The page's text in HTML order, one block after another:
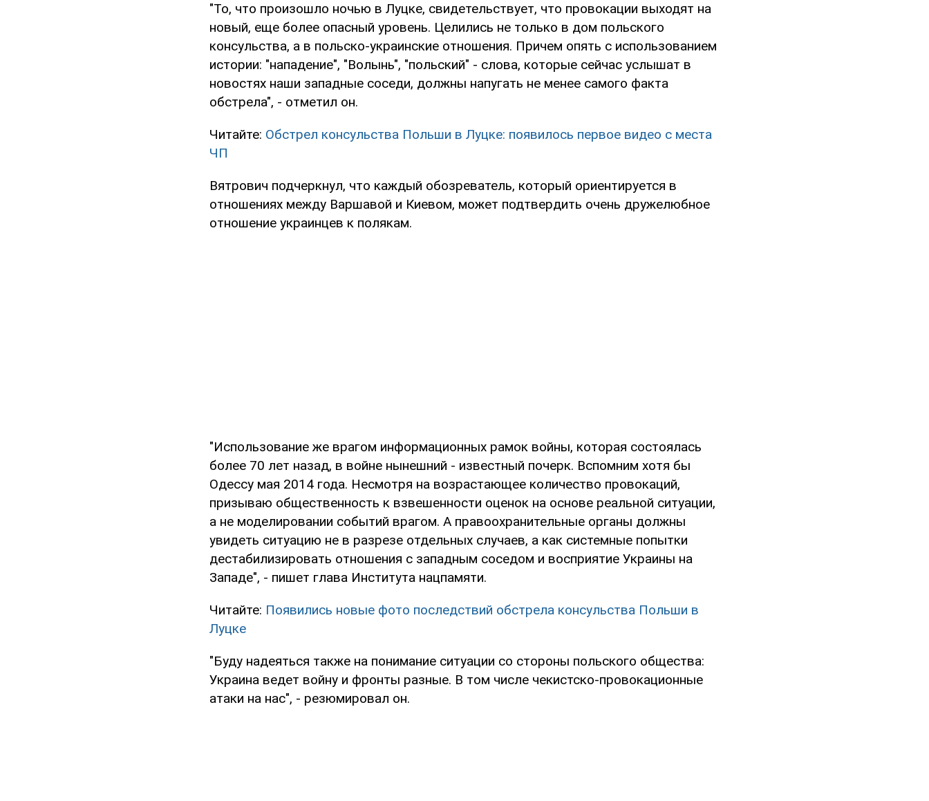
"То, что произошло ночью в Луцке, свидетельствует, что провокации выходят на
новый, еще более опасный уровень. Целились не только в дом польского
консульства, а в польско-украинские отношения. Причем опять с использованием
истории: "нападение", "Волынь", "польский" - слова, которые сейчас услышат в
новостях наши западные соседи, должны напугать не менее самого факта
обстрела", - отметил он.
Читайте: Обстрел консульства Польши в Луцке: появилось первое видео с места
ЧП
Вятрович подчеркнул, что каждый обозреватель, который ориентируется в
отношениях между Варшавой и Киевом, может подтвердить очень дружелюбное
отношение украинцев к полякам.
"Использование же врагом информационных рамок войны, которая состоялась
более 70 лет назад, в войне нынешний - известный почерк. Вспомним хотя бы
Одессу мая 2014 года. Несмотря на возрастающее количество провокаций,
призываю общественность к взвешенности оценок на основе реальной ситуации,
а не моделировании событий врагом. А правоохранительные органы должны
увидеть ситуацию не в разрезе отдельных случаев, а как системные попытки
дестабилизировать отношения с западным соседом и восприятие Украины на
Западе", - пишет глава Института нацпамяти.
Читайте: Появились новые фото последствий обстрела консульства Польши в
Луцке
"Буду надеяться также на понимание ситуации со стороны польского общества:
Украина ведет войну и фронты разные. В том числе чекистско-провокационные
атаки на нас", - резюмировал он.